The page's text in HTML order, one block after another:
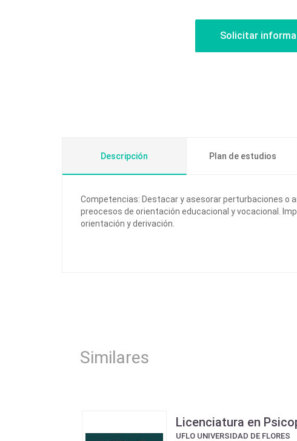
Descripción Plan de estudios
Competencias: Destacar y asesorar perturbaciones o
preocesos de orientación educacional y vocacional.
orientación y derivación.
Similares
Licenciatura en
UFLO UNIVERSIDAD DE FLORES